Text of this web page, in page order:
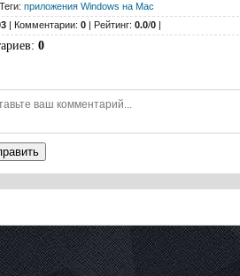
приложения Windows на Mac
| Комментарии: 0 | Рейтинг: 0.0/0 |
: 0